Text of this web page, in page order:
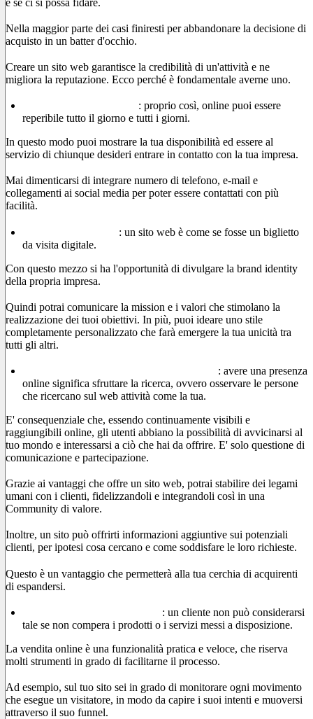
Nella maggior parte dei casi finiresti per abbandonare la decisione di
acquisto in un batter d'occhio.
Creare un sito web garantisce la credibilità di un'attività e ne
migliora la reputazione. Ecco perché è fondamentale averne uno.
: proprio così, online puoi essere
reperibile tutto il giorno e tutti i giorni.
In questo modo puoi mostrare la tua disponibilità ed essere al
servizio di chiunque desideri entrare in contatto con la tua impresa.
Mai dimenticarsi di integrare numero di telefono, e-mail e
collegamenti ai social media per poter essere contattati con più
facilità.
: un sito web è come se fosse un biglietto
da visita digitale.
Con questo mezzo si ha l'opportunità di divulgare la brand identity
della propria impresa.
Quindi potrai comunicare la mission e i valori che stimolano la
realizzazione dei tuoi obiettivi. In più, puoi ideare uno stile
completamente personalizzato che farà emergere la tua unicità tra
tutti gli altri.
: avere una presenza
online significa sfruttare la ricerca, ovvero osservare le persone
che ricercano sul web attività come la tua.
E' consequenziale che, essendo continuamente visibili e
raggiungibili online, gli utenti abbiano la possibilità di avvicinarsi al
tuo mondo e interessarsi a ciò che hai da offrire. E' solo questione di
comunicazione e partecipazione.
Grazie ai vantaggi che offre un sito web, potrai stabilire dei legami
umani con i clienti, fidelizzandoli e integrandoli così in una
Community di valore.
Inoltre, un sito può offrirti informazioni aggiuntive sui potenziali
clienti, per ipotesi cosa cercano e come soddisfare le loro richieste.
Questo è un vantaggio che permetterà alla tua cerchia di acquirenti
di espandersi.
: un cliente non può considerarsi
tale se non compera i prodotti o i servizi messi a disposizione.
La vendita online è una funzionalità pratica e veloce, che riserva
molti strumenti in grado di facilitarne il processo.
Ad esempio, sul tuo sito sei in grado di monitorare ogni movimento
che esegue un visitatore, in modo da capire i suoi intenti e muoversi
attraverso il suo funnel.